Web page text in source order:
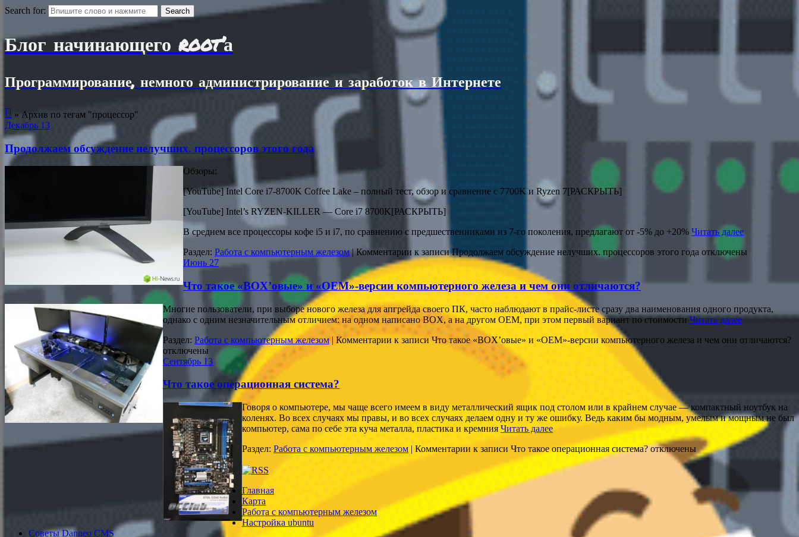
Search for:
Блог начинающего root’а
Программирование, немного администрирование и заработок в Интернете
 » Архив по тегам "процессор"
Декабрь 13
Продолжаем обсуждение нелучших. процессоров этого года
Обзоры:
[YouTube] Intel Core i7-8700K Coffee Lake – полный тест, обзор и сравнение с 7700K и Ryzen 7[РАСКРЫТЬ]
[YouTube] Intel’s RYZEN-KILLER — Core i7 8700K[РАСКРЫТЬ]
В среднем все процессоры кофе i5 и i7, по сравнению с предшественниками из 7-го поколения, предлагают от -5% до +20% Читать далее
Раздел: Работа с компьютерным железом|Комментарии к записи Продолжаем обсуждение нелучших. процессоров этого года отключены
Июнь 27
Что такое «BOX’овые» и «OEM»-версии компьютерного железа и чем они отличаются?
Многие пользователи, при выборе нового железа для апгрейда своего ПК, часто наблюдают в прайс-листе сразу два наименования одного продукта,
однако с одним незначительным отличием: на одном написано BOX, а на другом OEM, при этом первый вариант по стоимостиЧитать далее
Раздел: Работа с компьютерным железом|Комментарии к записи Что такое «BOX’овые» и «OEM»-версии компьютерного железа и чем они отличаются?
отключены
Сентябрь 13
Что такое операционная система?
Говоря о компьютере, мы чаще всего имеем в виду металлический ящик под столом или в крайнем случае — компактный ноутбук на
коленях. Во всех случаях мы правы, и во всех случаях делаем одну и ту же ошибку. Ведь каким бы модным, умелым и мощным не был
компьютер, сама по себе эта куча металла, пластика и кремния Читать далее
Раздел: Работа с компьютерным железом |Комментарии к записи Что такое операционная система?отключены
Главная
Карта
Работа с компьютерным железом
Настройка ubuntu
Советы Danneo CMS